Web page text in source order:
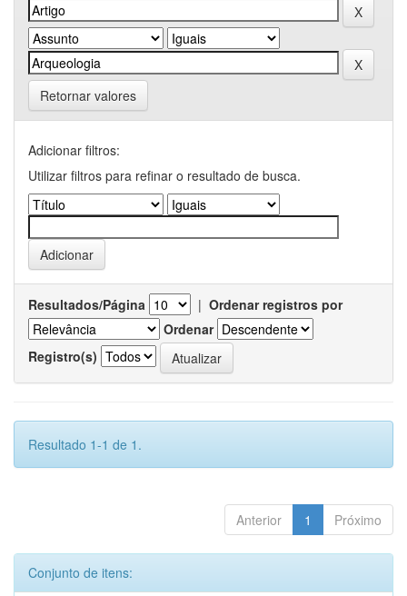
Retornar valores
Adicionar filtros:
Utilizar filtros para refinar o resultado de busca.
Resultados/Página | Ordenar registros por
Ordenar
Registro(s)
Resultado 1-1 de 1.
Anterior 1 Próximo
Conjunto de itens: